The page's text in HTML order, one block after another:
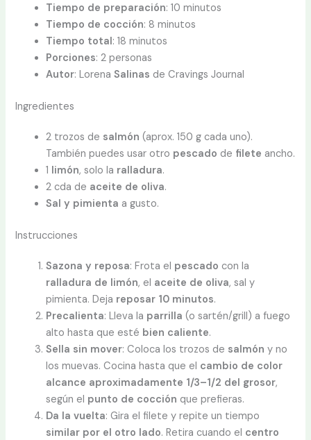
Tiempo de preparación: 10 minutos
Tiempo de cocción: 8 minutos
Tiempo total: 18 minutos
Porciones: 2 personas
Autor: LorenaSalinas de Cravings Journal
Ingredientes
2 trozos de salmón (aprox. 150 g cada uno).
También puedes usar otro pescado de filete ancho.
1 limón, solo la ralladura.
2 cda de aceite de oliva.
Sal y pimienta a gusto.
Instrucciones
Sazona y reposa: Frota el pescado con la
ralladura de limón, el aceite de oliva, sal y
pimienta. Deja reposar 10 minutos.
Precalienta: Lleva la parrilla (o sartén/grill) a fuego
alto hasta que esté bien caliente.
Sella sin mover: Coloca los trozos de salmón y no
los muevas. Cocina hasta que el cambio de color
alcance aproximadamente 1/3–1/2 del grosor,
según el punto de cocción que prefieras.
Da la vuelta: Gira el filete y repite un tiempo
similar por el otro lado. Retira cuando el centro